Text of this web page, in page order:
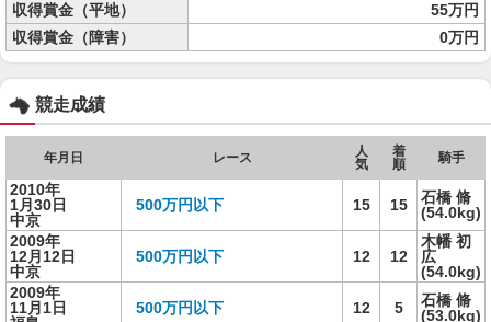
収得賞金（平地）
55万円
収得賞金（障害）
0万円
競走成績
年月日 レース
人
気
着
順
騎手
2010年
1月30日
中京
500万円以下 15 15
石橋 脩
(54.0kg)
2009年
12月12日
中京
500万円以下 12 12
木幡 初
広
(54.0kg)
2009年
11月1日
500万円以下 12 5
石橋 脩
(53.0kg)